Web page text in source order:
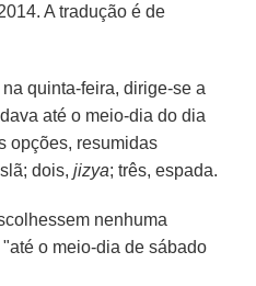
A tradução é de
quinta-feira, dirige-se a
até o meio-dia do dia
opções, resumidas
dois,jizya; três, espada.
nenhuma
o meio-dia de sábado